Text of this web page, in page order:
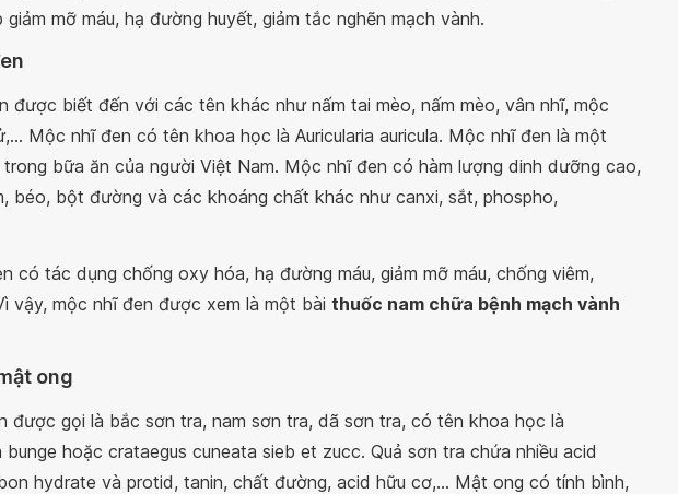
giảm mỡ máu, hạ đường huyết, giảm tắc nghẽn mạch vành.
được biết đến với các tên khác như nấm tai mèo, nấm mèo, vân nhĩ, mộc
Mộc nhĩ đen có tên khoa học là Auricularia auricula. Mộc nhĩ đen là một
trong bữa ăn của người Việt Nam. Mộc nhĩ đen có hàm lượng dinh dưỡng cao,
béo, bột đường và các khoáng chất khác như canxi, sắt, phospho,
có tác dụng chống oxy hóa, hạ đường máu, giảm mỡ máu, chống viêm,
vậy, mộc nhĩ đen được xem là một bài thuốc nam chữa bệnh mạch vành
ong
được gọi là bắc sơn tra, nam sơn tra, dã sơn tra, có tên khoa học là
hoặc crataegus cuneata sieb et zucc. Quả sơn tra chứa nhiều acid
hydrate và protid, tanin, chất đường, acid hữu cơ,... Mật ong có tính bình,